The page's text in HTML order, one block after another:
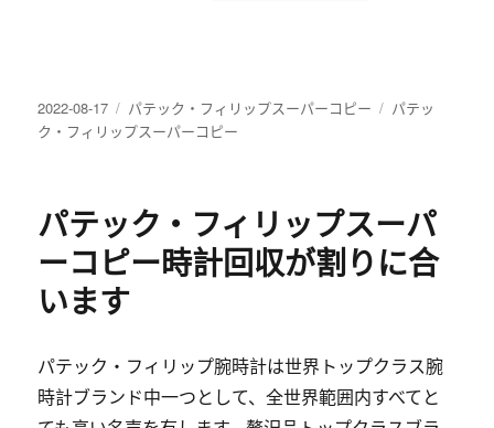
发
布
2022-08-17
分
类
パテック・フィリップスーパーコピー
标
パテッ
ク・フィリップスーパーコピー
パテック・フィリップスーパ
ーコピー時計回収が割りに合
います
パテック・フィリップ腕時計は世界トップクラス腕
時計ブランド中一つとして、全世界範囲内すべてと